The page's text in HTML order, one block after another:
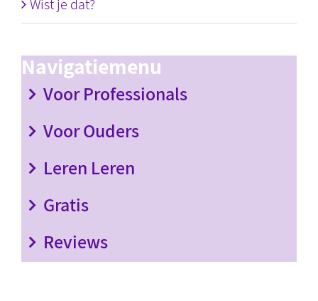
Wist je dat?
Navigatiemenu
Voor Professionals
Voor Ouders
Leren Leren
Gratis
Reviews